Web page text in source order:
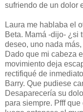
sufriendo de un dolor
Laura me hablaba el
Beta. Mamá -dijo- ¿si
deseo, uno nada
Dado que mi cabeza
movimiento deja
rectifiqué de
Barry. Que pudiese
Desaparecería su
para siempre. Pfff